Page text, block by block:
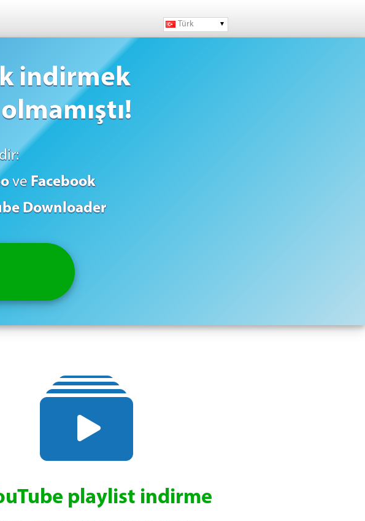
Türk
indirmek
ve Facebook
Downloader
playlist indirme